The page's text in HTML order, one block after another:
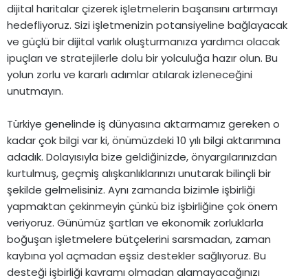
dijital haritalar çizerek işletmelerin başarısını artırmayı
hedefliyoruz. Sizi işletmenizin potansiyeline bağlayacak
ve güçlü bir dijital varlık oluşturmanıza yardımcı olacak
ipuçları ve stratejilerle dolu bir yolculuğa hazır olun. Bu
yolun zorlu ve kararlı adımlar atılarak izleneceğini
unutmayın.
Türkiye genelinde iş dünyasına aktarmamız gereken o
kadar çok bilgi var ki, önümüzdeki 10 yılı bilgi aktarımına
adadık. Dolayısıyla bize geldiğinizde, önyargılarınızdan
kurtulmuş, geçmiş alışkanlıklarınızı unutarak bilinçli bir
şekilde gelmelisiniz. Aynı zamanda bizimle işbirliği
yapmaktan çekinmeyin çünkü biz işbirliğine çok önem
veriyoruz. Günümüz şartları ve ekonomik zorluklarla
boğuşan işletmelere bütçelerini sarsmadan, zaman
kaybına yol açmadan eşsiz destekler sağlıyoruz. Bu
desteği işbirliği kavramı olmadan alamayacağınızı